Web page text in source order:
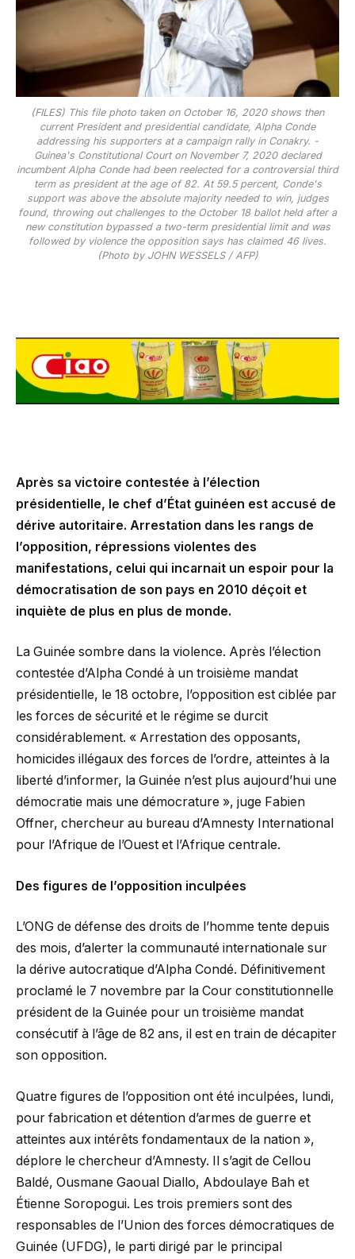
(FILES) This file photo taken on October 16, 2020 shows then
current President and presidential candidate, Alpha Conde
addressing his supporters at a campaign rally in Conakry. -
Guinea's Constitutional Court on November 7, 2020 declared
incumbent Alpha Conde had been reelected for a controversial third
term as president at the age of 82. At 59.5 percent, Conde's
support was above the absolute majority needed to win, judges
found, throwing out challenges to the October 18 ballot held after a
new constitution bypassed a two-term presidential limit and was
followed by violence the opposition says has claimed 46 lives.
(Photo by JOHN WESSELS / AFP)
Après sa victoire contestée à l’élection
présidentielle, le chef d’État guinéen est accusé de
dérive autoritaire. Arrestation dans les rangs de
l’opposition, répressions violentes des
manifestations, celui qui incarnait un espoir pour la
démocratisation de son pays en 2010 déçoit et
inquiète de plus en plus de monde.
La Guinée sombre dans la violence. Après l’élection
contestée d’Alpha Condé à un troisième mandat
présidentielle, le 18 octobre, l’opposition est ciblée par
les forces de sécurité et le régime se durcit
considérablement. « Arrestation des opposants,
homicides illégaux des forces de l’ordre, atteintes à la
liberté d’informer, la Guinée n’est plus aujourd’hui une
démocratie mais une démocrature », juge Fabien
Offner, chercheur au bureau d’Amnesty International
pour l’Afrique de l’Ouest et l’Afrique centrale.
Des figures de l’opposition inculpées
L’ONG de défense des droits de l’homme tente depuis
des mois, d’alerter la communauté internationale sur
la dérive autocratique d’Alpha Condé. Définitivement
proclamé le 7 novembre par la Cour constitutionnelle
président de la Guinée pour un troisième mandat
consécutif à l’âge de 82 ans, il est en train de décapiter
son opposition.
Quatre figures de l’opposition ont été inculpées, lundi,
pour fabrication et détention d’armes de guerre et
atteintes aux intérêts fondamentaux de la nation »,
déplore le chercheur d’Amnesty. Il s’agit de Cellou
Baldé, Ousmane Gaoual Diallo, Abdoulaye Bah et
Étienne Soropogui. Les trois premiers sont des
responsables de l’Union des forces démocratiques de
Guinée (UFDG), le parti dirigé par le principal